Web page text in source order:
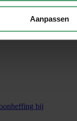
Aanpassen
bij